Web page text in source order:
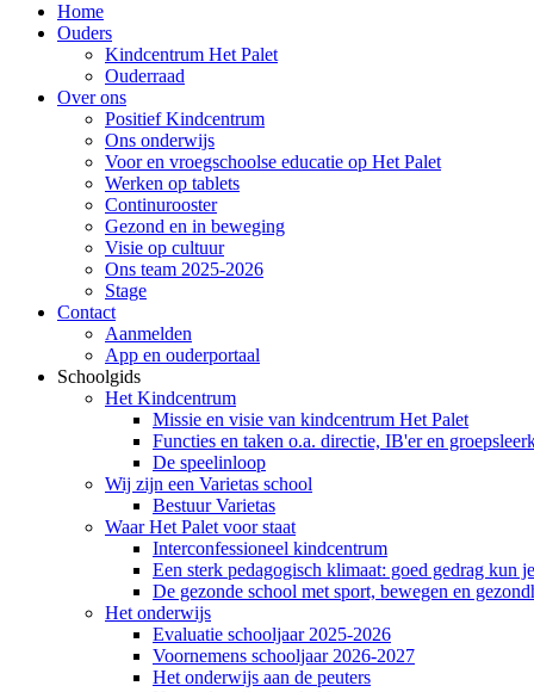
Home
Ouders
Kindcentrum Het Palet
Ouderraad
Over ons
Positief Kindcentrum
Ons onderwijs
Voor en vroegschoolse educatie op Het Palet
Werken op tablets
Continurooster
Gezond en in beweging
Visie op cultuur
Ons team 2025-2026
Stage
Contact
Aanmelden
App en ouderportaal
Schoolgids
Het Kindcentrum
Missie en visie van kindcentrum Het Palet
Functies en taken o.a. directie, IB'er en
De speelinloop
Wij zijn een Varietas school
Bestuur Varietas
Waar Het Palet voor staat
Interconfessioneel kindcentrum
Een sterk pedagogisch klimaat: goed gedrag kun
De gezonde school met sport, bewegen en
Het onderwijs
Evaluatie schooljaar 2025-2026
Voornemens schooljaar 2026-2027
Het onderwijs aan de peuters